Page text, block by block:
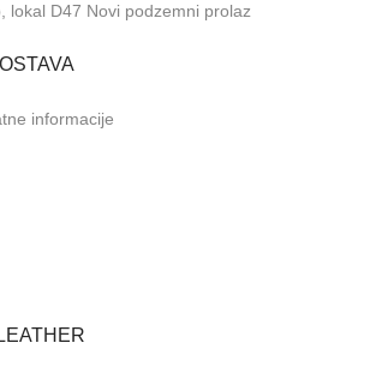
lokal D47 Novi podzemni prolaz
informacije